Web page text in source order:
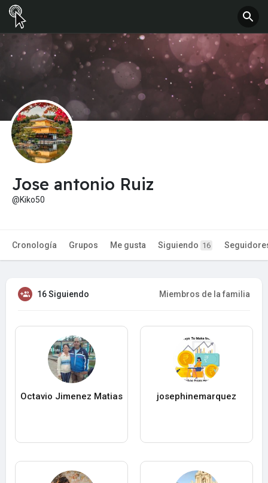
Jose antonio Ruiz
@Kiko50
Cronología Grupos Me gusta Siguiendo 16
16 Siguiendo Miembros de la familia
Octavio Jimenez Matias josephinemarquez